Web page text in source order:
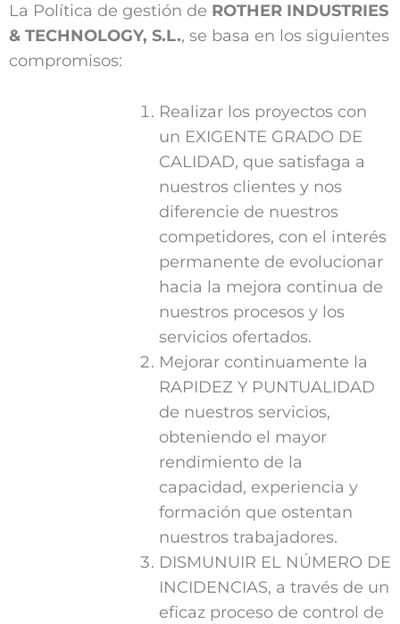
La Política de gestión de ROTHER INDUSTRIES
& TECHNOLOGY, S.L., se basa en los siguientes
compromisos:
Realizar los proyectos con
un EXIGENTE GRADO DE
CALIDAD, que satisfaga a
nuestros clientes y nos
diferencie de nuestros
competidores, con el interés
permanente de evolucionar
hacia la mejora continua de
nuestros procesos y los
servicios ofertados.
Mejorar continuamente la
RAPIDEZ Y PUNTUALIDAD
de nuestros servicios,
obteniendo el mayor
rendimiento de la
capacidad, experiencia y
formación que ostentan
nuestros trabajadores.
DISMUNUIR EL NÚMERO DE
INCIDENCIAS, a través de un
eficaz proceso de control de